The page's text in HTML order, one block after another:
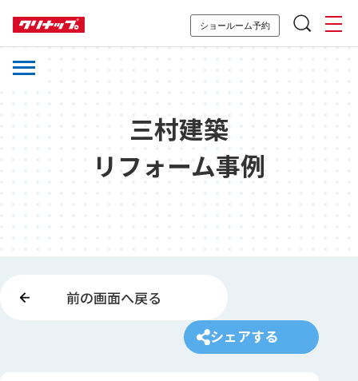
ショールーム予約
三村建築
リフォーム事例
前の画面へ戻る
シェアする